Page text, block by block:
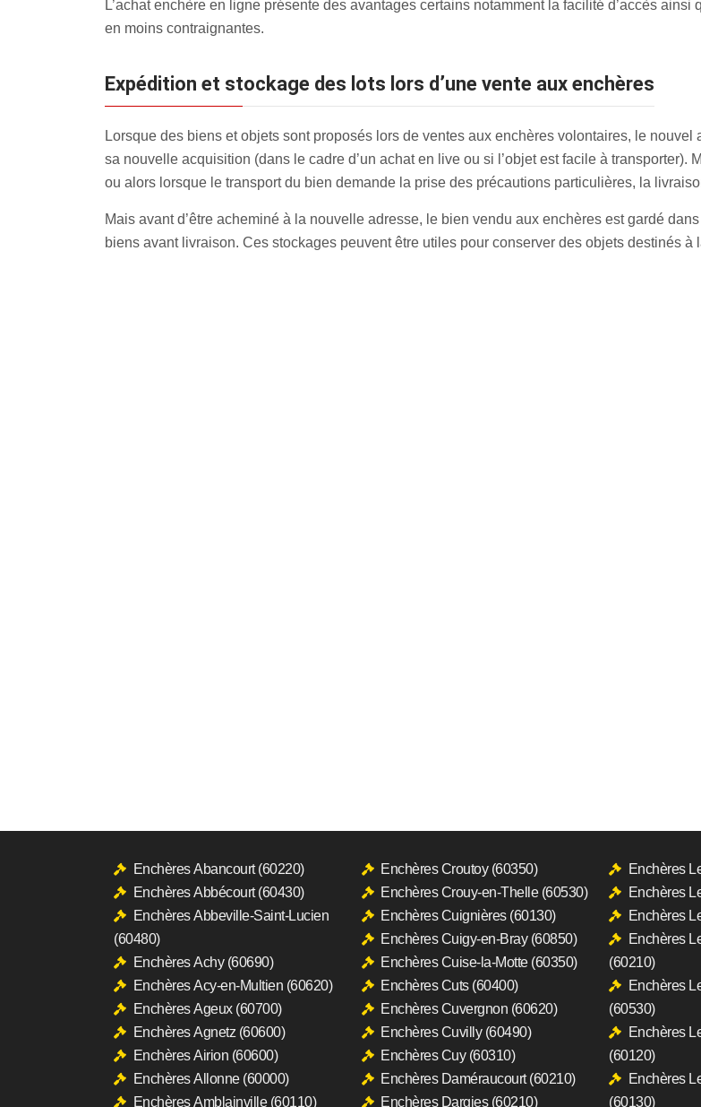
L’achat enchère en ligne présente des avantages certains notamment la facilité d’accès
en moins contraignantes.
Expédition et stockage des lots lors d’une vente aux enchères
Lorsque des biens et objets sont proposés lors de ventes aux enchères volontaires, le
sa nouvelle acquisition (dans le cadre d’un achat en live ou si l’objet est facile à transporter).
ou alors lorsque le transport du bien demande la prise des précautions particulières, la
Mais avant d’être acheminé à la nouvelle adresse, le bien vendu aux enchères est gardé
biens avant livraison. Ces stockages peuvent être utiles pour conserver des objets destinés
Enchères Abancourt (60220)
Enchères Abbécourt (60430)
Enchères Abbeville-Saint-Lucien
(60480)
Enchères Achy (60690)
Enchères Acy-en-Multien (60620)
Enchères Ageux (60700)
Enchères Agnetz (60600)
Enchères Airion (60600)
Enchères Allonne (60000)
Enchères Amblainville (60110)
Enchères Croutoy (60350)
Enchères Crouy-en-Thelle (60530)
Enchères Cuignières (60130)
Enchères Cuigy-en-Bray (60850)
Enchères Cuise-la-Motte (60350)
Enchères Cuts (60400)
Enchères Cuvergnon (60620)
Enchères Cuvilly (60490)
Enchères Cuy (60310)
Enchères Daméraucourt (60210)
Enchères Dargies (60210)
Enchères
Enchères
Enchères
Enchères
(60210)
Enchères
(60530)
Enchères
(60120)
Enchères
(60130)